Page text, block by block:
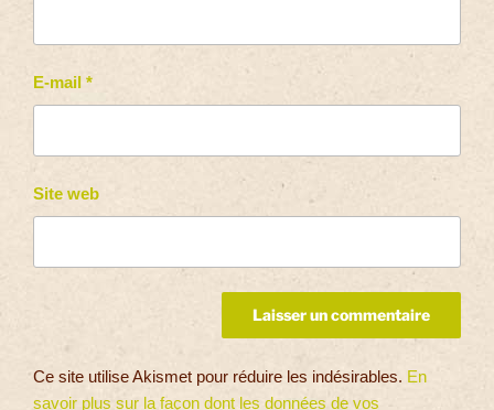
E-mail *
Site web
Ce site utilise Akismet pour réduire les indésirables. En
savoir plus sur la façon dont les données de vos